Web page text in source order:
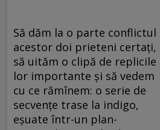
Să dăm la o parte conflictul
acestor doi prieteni certați,
să uităm o clipă de replicile
lor importante și să vedem
cu ce rămînem: o serie de
secvențe trase la indigo,
eșuate într-un plan-